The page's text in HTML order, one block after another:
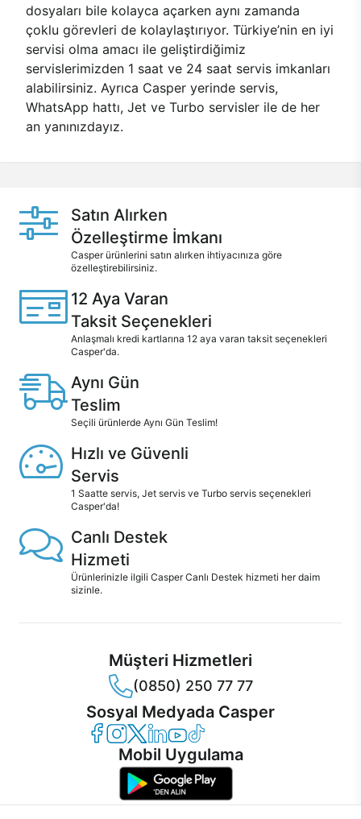
dosyaları bile kolayca açarken aynı zamanda
çoklu görevleri de kolaylaştırıyor. Türkiye’nin en iyi
servisi olma amacı ile geliştirdiğimiz
servislerimizden 1 saat ve 24 saat servis imkanları
alabilirsiniz. Ayrıca Casper yerinde servis,
WhatsApp hattı, Jet ve Turbo servisler ile de her
an yanınızdayız.
Satın Alırken
Özelleştirme İmkanı
Casper ürünlerini satın alırken ihtiyacınıza göre
özelleştirebilirsiniz.
12 Aya Varan
Taksit Seçenekleri
Anlaşmalı kredi kartlarına 12 aya varan taksit seçenekleri
Casper'da.
Aynı Gün
Teslim
Seçili ürünlerde Aynı Gün Teslim!
Hızlı ve Güvenli
Servis
1 Saatte servis, Jet servis ve Turbo servis seçenekleri
Casper'da!
Canlı Destek
Hizmeti
Ürünlerinizle ilgili Casper Canlı Destek hizmeti her daim
sizinle.
Müşteri Hizmetleri
(0850) 250 77 77
Sosyal Medyada Casper
Casper Facebook
Casper Instagram
Casper Twitter
Casper LinkedIn
Casper YouTube
Casper TikTok
Mobil Uygulama